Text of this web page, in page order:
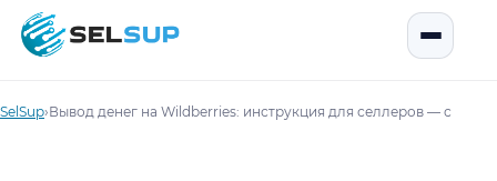
SelSup
SelSup›Вывод денег на Wildberries: инструкция для селлеров —